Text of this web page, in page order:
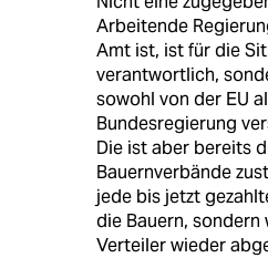
Arbeitende
Amt ist, ist für die
verantwortlich,
sowohl von der EU
Bundesregierung
Die ist aber bereits
Bauernverbände
jede bis jetzt
die Bauern,
Verteiler wieder